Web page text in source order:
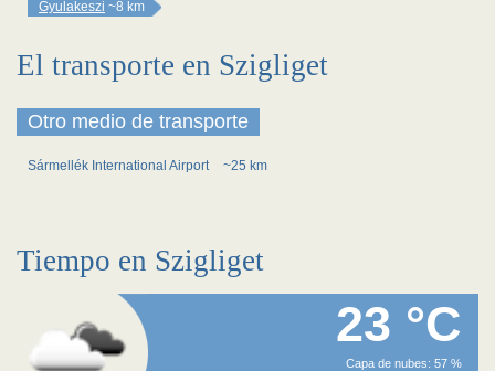
Gyulakeszi ~8 km
El transporte en Szigliget
Otro medio de transporte
Sármellék International Airport ~25 km
Tiempo en Szigliget
23 °C
Capa de nubes: 57 %